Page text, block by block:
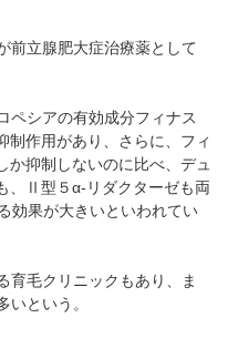
前立腺肥大症治療薬として
ペシアの有効成分フィナス
制作用があり、さらに、フィ
抑制しないのに比べ、デュ
、Ⅱ型５α-リダクターゼも両
効果が大きいといわれてい
育毛クリニックもあり、ま
いという。